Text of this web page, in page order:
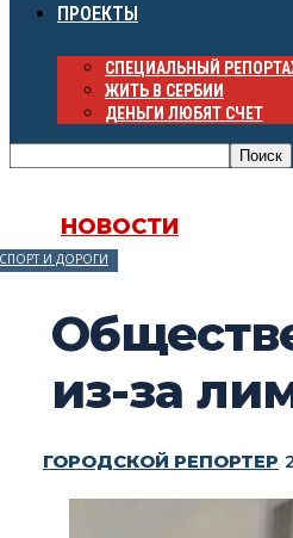
ПРОЕКТЫ
СПЕЦИАЛЬНЫЙ
ЖИТЬ В СЕРБИИ
ДЕНЬГИ ЛЮБЯТ СЧЕТ
НОВОСТИ
И ДОРОГИ
из-за
ГОРОДСКОЙ РЕПОРТЕР